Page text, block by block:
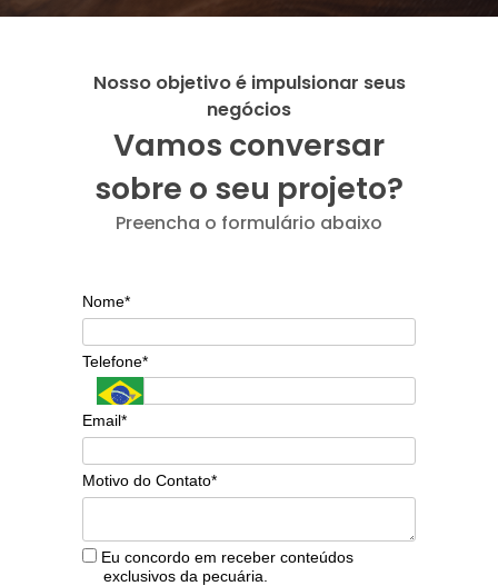
Nosso objetivo é impulsionar seus
negócios
Vamos conversar
sobre o seu projeto?
Preencha o formulário abaixo
Nome*
Telefone*
Email*
Motivo do Contato*
Eu concordo em receber conteúdos
exclusivos da pecuária.